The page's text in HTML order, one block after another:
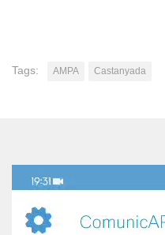
Tags: AMPA Castanyada
de
vídeo